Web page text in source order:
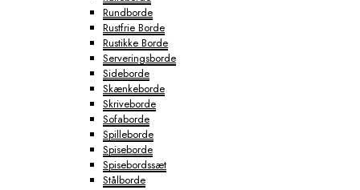
Rundborde
Rustfrie Borde
Rustikke Borde
Serveringsborde
Sideborde
Skænkeborde
Skriveborde
Sofaborde
Spilleborde
Spiseborde
Spisebordssæt
Stålborde